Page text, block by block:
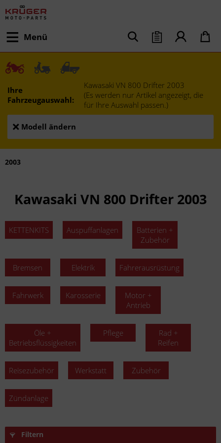
Menü
Ihre
Fahrzeugauswahl:
Kawasaki VN 800 Drifter 2003
(Es werden nur Artikel angezeigt, die
für Ihre Auswahl passen.)
Modell ändern
2003
Kawasaki VN 800 Drifter 2003
KETTENKITS Auspuffanlagen
Batterien +
Zubehör
Bremsen Elektrik Fahrerausrüstung
Fahrwerk Karosserie
Motor +
Antrieb
Öle +
Betriebsflüssigkeiten
Pflege
Rad +
Reifen
Reisezubehör Werkstatt Zubehör
Zündanlage
Filtern